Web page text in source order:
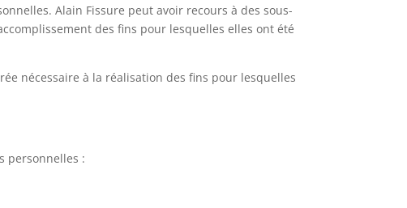
Alain Fissure peut avoir recours à des sous-
des fins pour lesquelles elles ont été
nécessaire à la réalisation des fins pour lesquelles
personnelles :